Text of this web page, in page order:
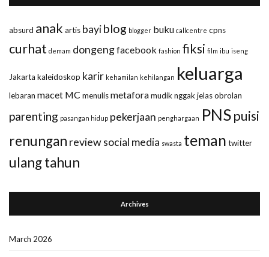
absurd anak artis bayiblog blogger buku callcentre cpns
curhat demam dongengfacebook fashion fiksi film ibu iseng
Jakarta kaleidoskop karir kehamilan kehilangan keluarga
lebaran macet MC menulismetaforamudiknggak jelasobrolan
parenting pasangan hidup pekerjaan penghargaan PNSpuisi
renungan reviewsocial media swasta teman twitter
ulang tahun
Archives
March 2026